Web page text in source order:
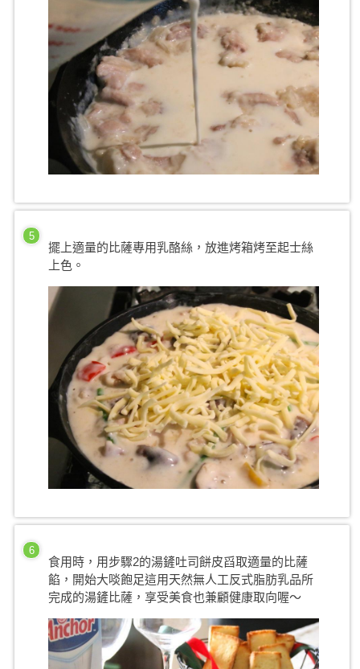
5
擺上適量的比薩專用乳酪絲，放進烤箱烤至起士絲
上色。
6
食用時，用步驟2的湯鏟吐司餅皮舀取適量的比薩
餡，開始大啖飽足這用天然無人工反式脂肪乳品所
完成的湯鏟比薩，享受美食也兼顧健康取向喔～